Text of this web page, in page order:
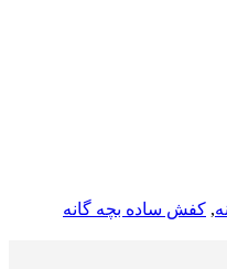
, کفش ساده بچه گانه